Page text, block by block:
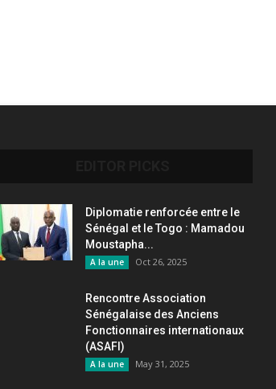
Diplomatie renforcée entre le
Sénégal et le Togo : Mamadou
Moustapha...
A la une Oct 26, 2025
Rencontre Association
Sénégalaise des Anciens
Fonctionnaires internationaux
(ASAFI)
A la une May 31, 2025